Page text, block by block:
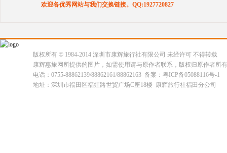
欢迎各优秀网站与我们交换链接。QQ:1927720827
版权所有 © 1984-2014 深圳市康辉旅行社有限公司 未经许可 不得转载
康辉惠旅网所提供的图片，如需使用请与原作者联系，版权归原作者所
电话：0755-88862139/88862161/88862163 备案：粤ICP备05088116号-1
地址：深圳市福田区福虹路世贸广场C座18楼 康辉旅行社福田分公司